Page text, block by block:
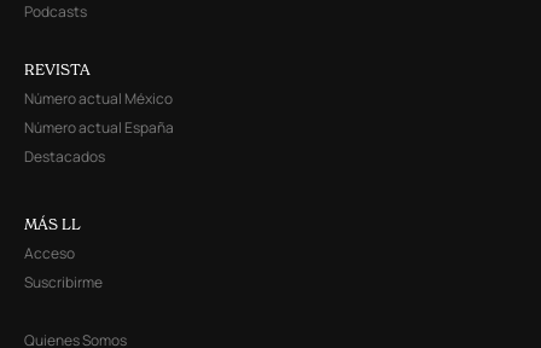
Podcasts
REVISTA
Número actual México
Número actual España
Destacados
MÁS LL
Acceso
Suscribirme
Quienes Somos